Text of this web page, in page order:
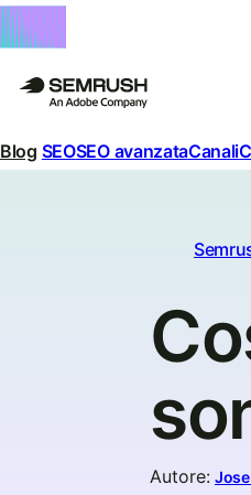
Blog SEOSEO avanzataCanali
Autore: